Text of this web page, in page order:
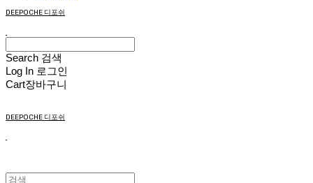
DEEPOCHE 디포쉬
Search 검색
Log In 로그인
Cart장바구니
DEEPOCHE 디포쉬